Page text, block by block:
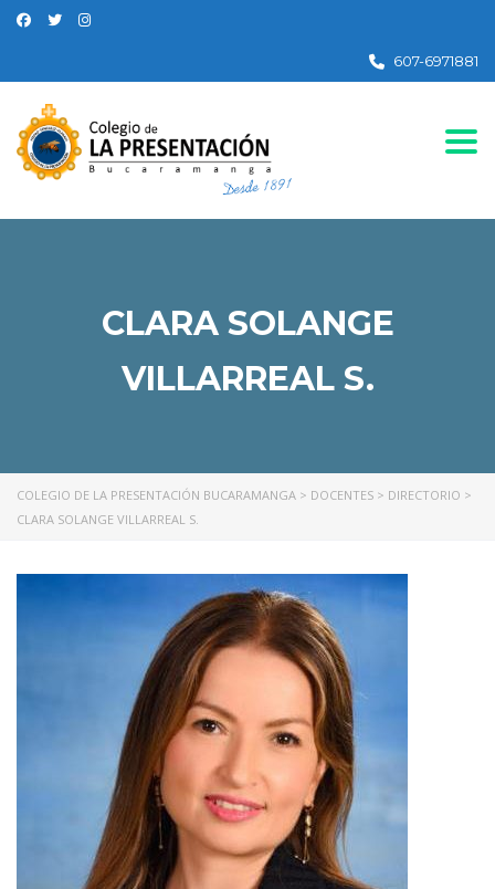
607-6971881
CLARA SOLANGE
VILLARREAL S.
COLEGIO DE LA PRESENTACIÓN BUCARAMANGA > DOCENTES > DIRECTORIO >
CLARA SOLANGE VILLARREAL S.